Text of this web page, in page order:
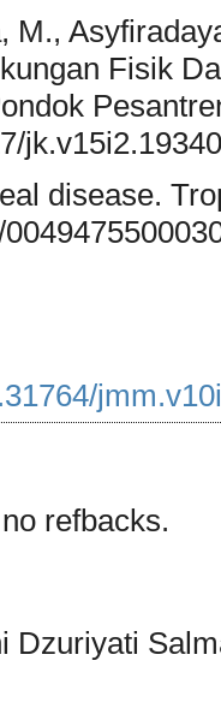
M.,
Fisik
jk.v15i2.19340
disease.
refbacks.
Dzuriyati